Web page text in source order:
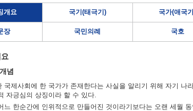
개요 국기(태극기) 국가(애국
장 국민의례 국호
념
국제사회에 한 국가가 존재한다는 사실을 알리기 위해 자기 나
자긍심의 상징이라 할 수 있다.
느 한순간에 인위적으로 만들어진 것이라기보다는 오랜 세월